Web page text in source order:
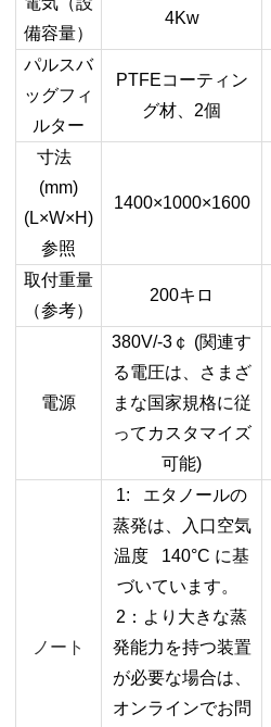
備容量）
4Kw
パルスバ
ッグフィ
ルター
PTFEコーティン
グ材、 2個
寸法
(mm)
(L×W×H)
参照
1400×1000×1600
取付重量
（参考）
200キロ
電源
380V/-3 ￠ (関連す
る電圧は、さまざ
まな国家規格に従
ってカスタマイズ
可能)
ノート
1: エタノールの
蒸発は、入口空気
温度 140°C に基
づいています。
2 ：より大きな蒸
発能力を持つ装置
が必要な場合は、
オンラインでお問